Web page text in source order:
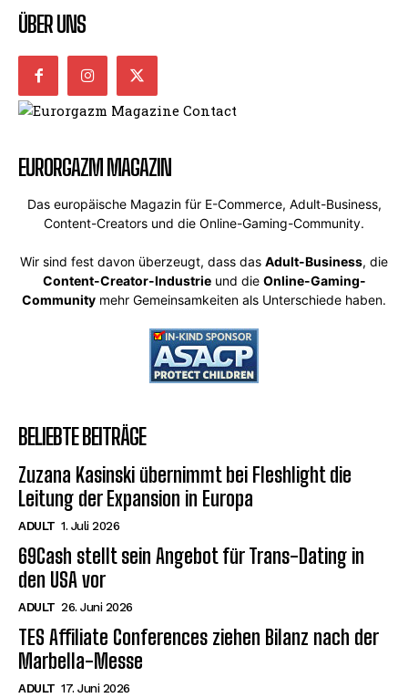
ÜBER UNS
EURORGAZM MAGAZIN
Das europäische Magazin für E-Commerce, Adult-Business,
Content-Creators und die Online-Gaming-Community.
Wir sind fest davon überzeugt, dass das Adult-Business, die
Content-Creator-Industrieund die Online-Gaming-
Community mehr Gemeinsamkeiten als Unterschiede haben.
BELIEBTE BEITRÄGE
Zuzana Kasinski übernimmt bei Fleshlight die
Leitung der Expansion in Europa
ADULT 1. Juli 2026
69Cash stellt sein Angebot für Trans-Dating in
den USA vor
ADULT 26. Juni 2026
TES Affiliate Conferences ziehen Bilanz nach der
Marbella-Messe
ADULT 17. Juni 2026